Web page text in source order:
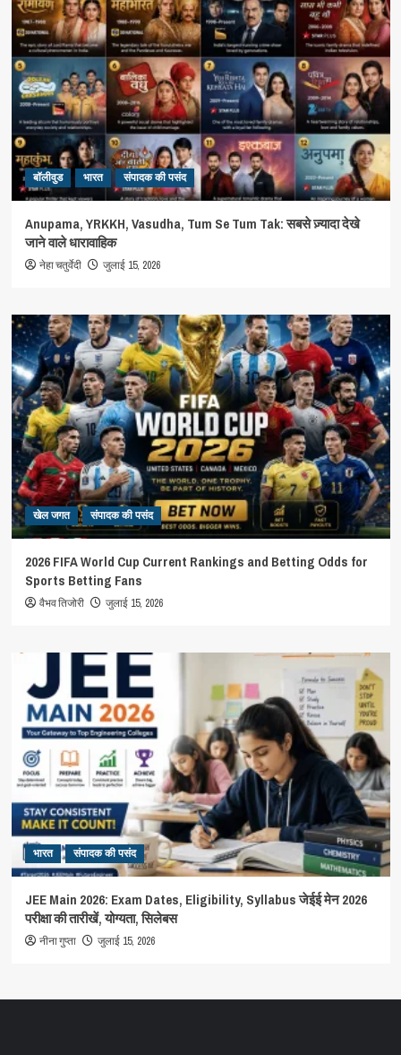
बॉलीवुड भारत संपादक की पसंद
Anupama, YRKKH, Vasudha, Tum Se Tum Tak: सबसे ज़्यादा देखे
जाने वाले धारावाहिक
नेहा चतुर्वेदी जुलाई 15, 2026
खेल जगत संपादक की पसंद
2026 FIFA World Cup Current Rankings and Betting Odds for
Sports Betting Fans
वैभव तिजोरी जुलाई 15, 2026
भारत संपादक की पसंद
JEE Main 2026: Exam Dates, Eligibility, Syllabus जेईई मेन 2026
परीक्षा की तारीखें, योग्यता, सिलेबस
नीना गुप्ता जुलाई 15, 2026